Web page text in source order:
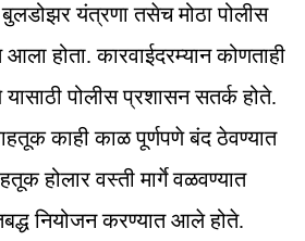
बुलडोझर यंत्रणा तसेच मोठा पोलीस
होता. कारवाईदरम्यान कोणताही
पोलीस प्रशासन सतर्क होते.
काही काळ पूर्णपणे बंद ठेवण्यात
होलार वस्ती मार्गे वळवण्यात
नियोजन करण्यात आले होते.